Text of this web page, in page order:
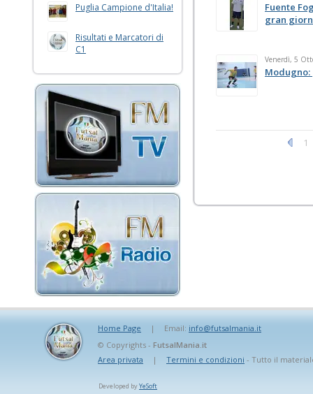
Puglia Campione d'Italia!
Risultati e Marcatori di
C1
Fuente
gran
Venerdì, 5
1
Home Page | Email: info@futsalmania.it
© Copyrights - FutsalMania.it
Area privata
| Termini e condizioni - Tutto il
Developed byYeSoft